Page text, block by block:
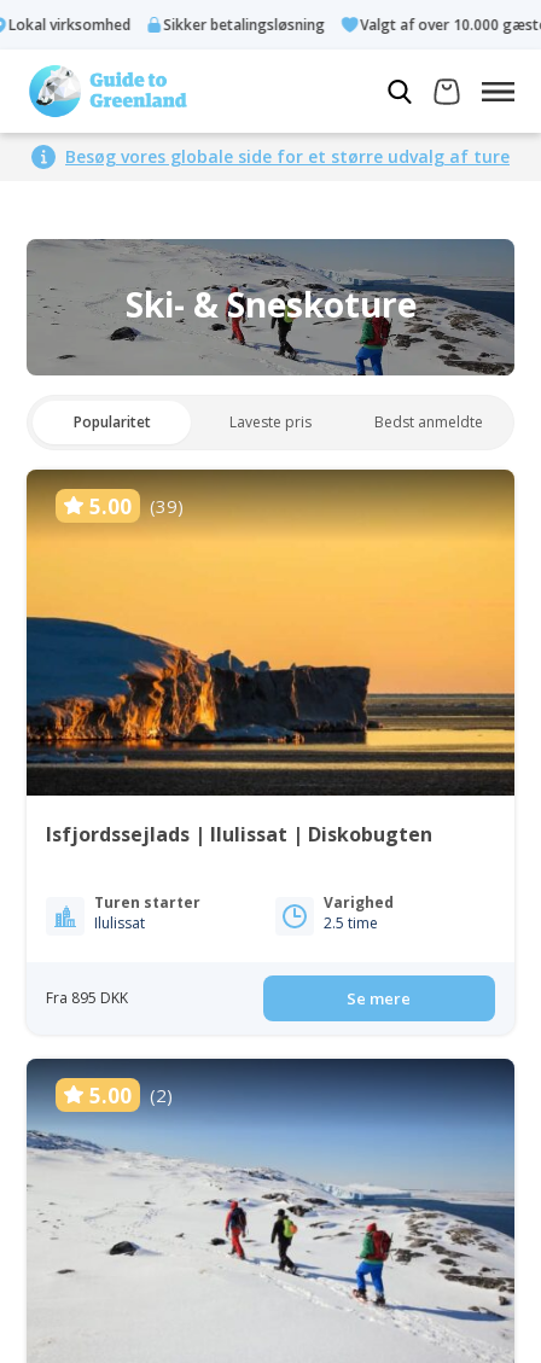
virksomhed Sikker betalingsløsning Valgt af over 10.000 gæster
Besøg vores globale side for et større udvalg af ture
Ski- & Sneskoture
Popularitet Laveste pris Bedst anmeldte
5.00 (39)
Isfjordssejlads | Ilulissat | Diskobugten
Turen starter
Ilulissat
Varighed
2.5 time
Fra 895 DKK Se mere
5.00 (2)